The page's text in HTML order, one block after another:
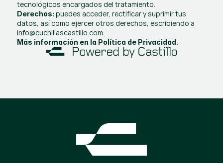
tecnológicos encargados del tratamiento.
Derechos: puedes acceder, rectificar y suprimir tus
datos, así como ejercer otros derechos, escribiendo a
info@cuchillascastillo.com.
Más información en la Política de Privacidad.